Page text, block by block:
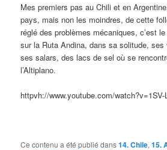
Mes premiers pas au Chili et en
pays, mais non les moindres, de cette
réglé des problèmes mécaniques, c’est
sur la Ruta Andina, dans sa solitude,
ses salars, des lacs de sel où se
l’Altiplano.
httpvh://www.youtube.com/watch?v=1SV-
Ce contenu a été publié dans14. Chile,15.